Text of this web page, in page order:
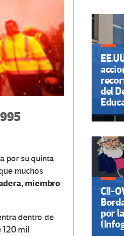
por su quinta
muchos
miembro
dentro de
120 mil
del
CII-
por